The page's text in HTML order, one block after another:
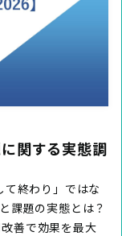
関する実態調
て終わり」ではな
課題の実態とは？
善で効果を最大